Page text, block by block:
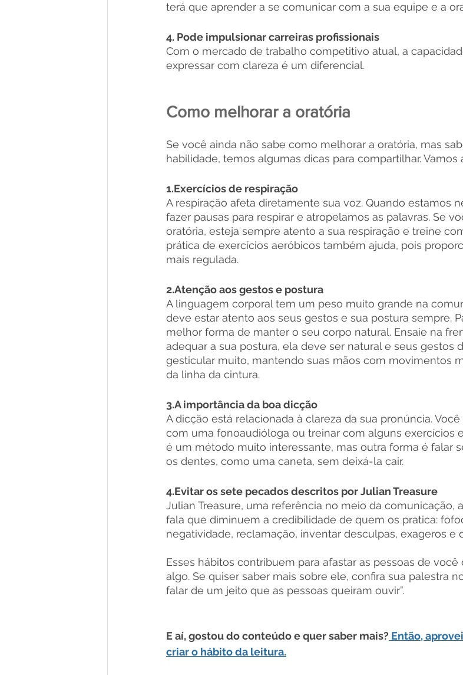
terá que aprender a se comunicar com a sua equipe e a
4. Pode impulsionar carreiras profissionais
Com o mercado de trabalho competitivo atual, a
expressar com clareza é um diferencial.
Como melhorar a oratória
Se você ainda não sabe como melhorar a oratória, mas
habilidade, temos algumas dicas para compartilhar. Vamos
1.Exercícios de respiração
A respiração afeta diretamente sua voz. Quando estamos
fazer pausas para respirar e atropelamos as palavras. Se
oratória, esteja sempre atento a sua respiração e treine
prática de exercícios aeróbicos também ajuda, pois
mais regulada.
2.Atenção aos gestos e postura
A linguagem corporal tem um peso muito grande na
deve estar atento aos seus gestos e sua postura sempre.
melhor forma de manter o seu corpo natural. Ensaie na
adequar a sua postura, ela deve ser natural e seus gestos
gesticular muito, mantendo suas mãos com movimentos
da linha da cintura.
3.A importância da boa dicção
A dicção está relacionada à clareza da sua pronúncia.
com uma fonoaudióloga ou treinar com alguns exercícios
é um método muito interessante, mas outra forma é falar
os dentes, como uma caneta, sem deixá-la cair.
4.Evitar os sete pecados descritos por Julian Treasure
Julian Treasure, uma referência no meio da comunicação,
fala que diminuem a credibilidade de quem os pratica:
negatividade, reclamação, inventar desculpas, exageros e
Esses hábitos contribuem para afastar as pessoas de
algo. Se quiser saber mais sobre ele, confira sua palestra
falar de um jeito que as pessoas queiram ouvir”.
E aí, gostou do conteúdo e quer saber mais? Então,
criar o hábito da leitura.